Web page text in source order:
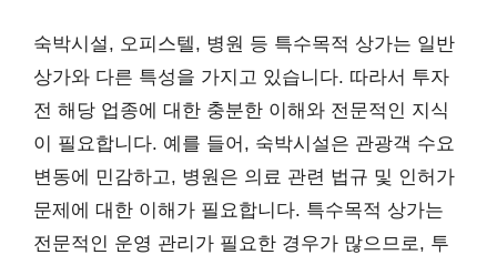
숙박시설, 오피스텔, 병원 등 특수목적 상가는 일반
상가와 다른 특성을 가지고 있습니다. 따라서 투자
전 해당 업종에 대한 충분한 이해와 전문적인 지식
이 필요합니다. 예를 들어, 숙박시설은 관광객 수요
변동에 민감하고, 병원은 의료 관련 법규 및 인허가
문제에 대한 이해가 필요합니다. 특수목적 상가는
전문적인 운영 관리가 필요한 경우가 많으므로, 투